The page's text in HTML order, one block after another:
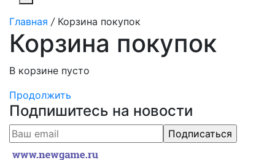
Главная / Корзина покупок
Корзина покупок
В корзине пусто
Продолжить
Подпишитесь на новости